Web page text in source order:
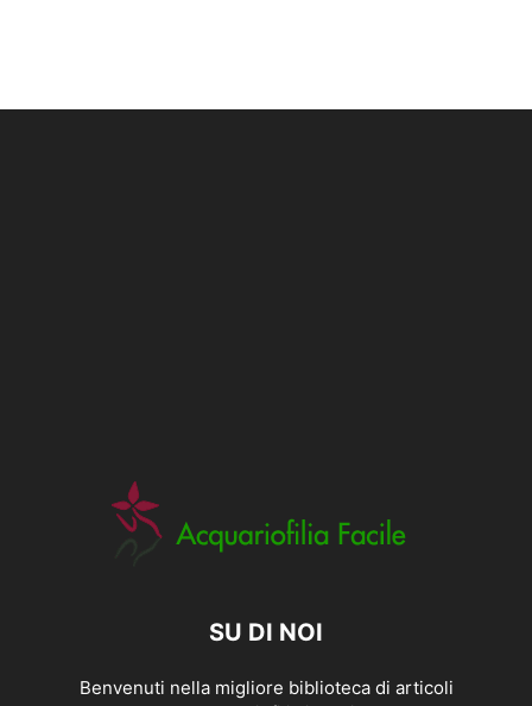
SU DI NOI
Benvenuti nella migliore biblioteca di articoli